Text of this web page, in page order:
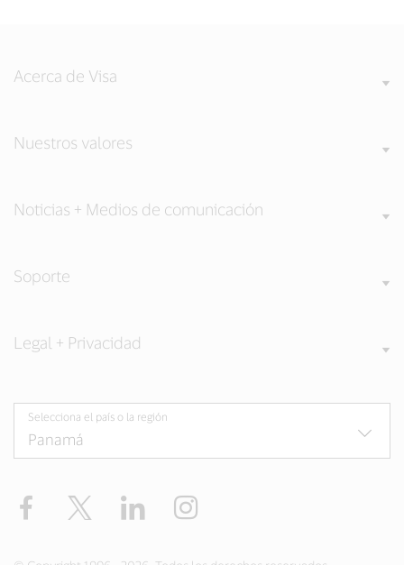
Acerca de Visa
Nuestros valores
Noticias + Medios de comunicación
Soporte
Legal + Privacidad
Selecciona el país o la región
Facebook Twitter LinkedIn